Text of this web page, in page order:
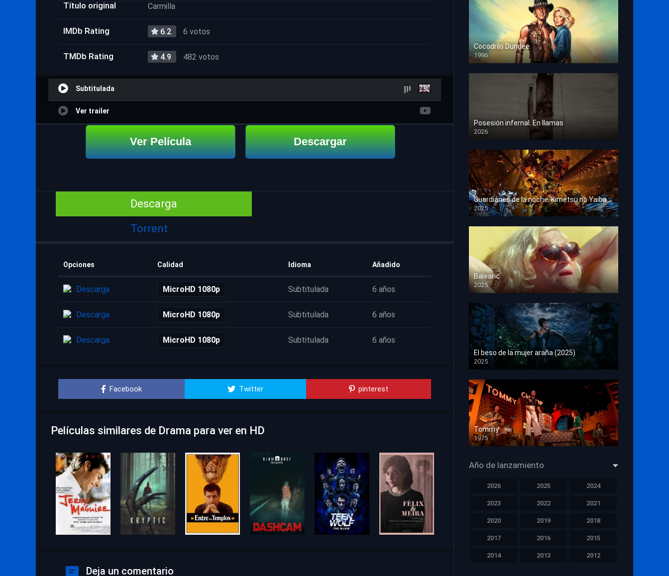
Título original Carmilla
IMDb Rating 6.2 6 votos
TMDb Rating 4.9 482 votos
Subtitulada
Ver trailer
Ver Película Descargar
Descarga
Torrent
Opciones Calidad Idioma Añadido
Descarga MicroHD 1080p Subtitulada 6 años
Descarga MicroHD 1080p Subtitulada 6 años
Descarga MicroHD 1080p Subtitulada 6 años
Facebook Twitter pinterest
Películas similares de Drama para ver en HD
Deja un comentario
Cocodrilo Dundee
1986
HD 1080p
Posesión infernal. En llamas
2026
HD 1080p
Guardianes de la noche: Kimetsu no Yaiba La fortaleza infinita
2025
HD 1080p
Balearic
2025
HD 1080p
El beso de la mujer araña (2025)
2025
HD 1080p
Tommy
1975
HD 1080p
Año de lanzamiento
2026 2025 2024
2023 2022 2021
2020 2019 2018
2017 2016 2015
2014 2013 2012